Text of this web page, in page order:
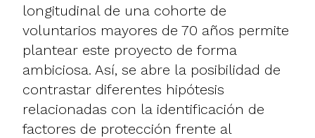
longitudinal de una cohorte de
voluntarios mayores de 70 años permite
plantear este proyecto de forma
ambiciosa. Así, se abre la posibilidad de
contrastar diferentes hipótesis
relacionadas con la identificación de
factores de protección frente al